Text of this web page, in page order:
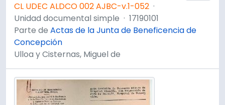
CL UDEC ALDCO 002 AJBC-v.1-052 ·
Unidad documental simple · 17190101
Parte de Actas de la Junta de Beneficencia de
Concepción
Ulloa y Cisternas, Miguel de